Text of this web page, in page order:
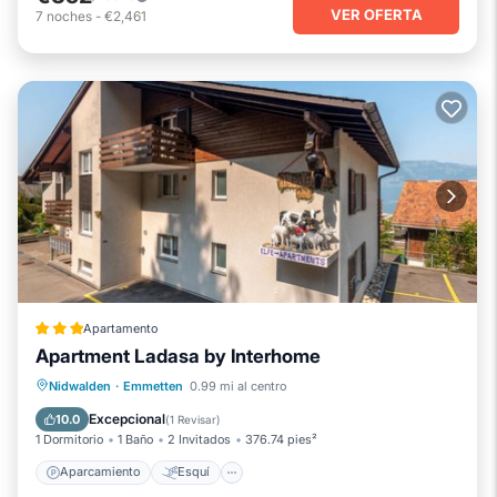
7 noches - €2,461 VER OFERTA
Apartamento
Apartment Ladasa by Interhome
Nidwalden · Emmetten 0.99 mi al centro
10.0 Excepcional(1 Revisar)
1 Dormitorio 1 Baño 2 Invitados 376.74 pies²
Aparcamiento Esquí
Aparcamiento Esquí
Apto para niños